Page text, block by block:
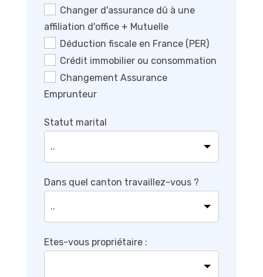
Changer d'assurance dû à une
affiliation d'office + Mutuelle
Déduction fiscale en France (PER)
Crédit immobilier ou consommation
Changement Assurance
Emprunteur
Statut marital
Dans quel canton travaillez-vous ?
Etes-vous propriétaire :